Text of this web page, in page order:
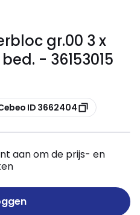
gr.00 3 x
- 36153015
ID 3662404
aan om de prijs- en